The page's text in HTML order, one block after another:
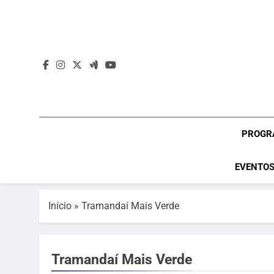
Início » Tramandaí Mais Verde
Tramandaí Mais Verde